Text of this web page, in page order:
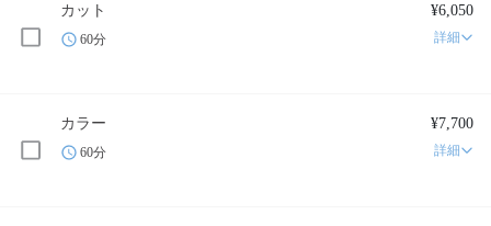
カット ¥6,050
60分 詳細
カラー ¥7,700
60分 詳細